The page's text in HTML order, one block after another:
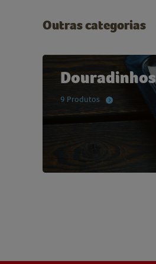
Outras categorias
Douradinhos
9 Produtos